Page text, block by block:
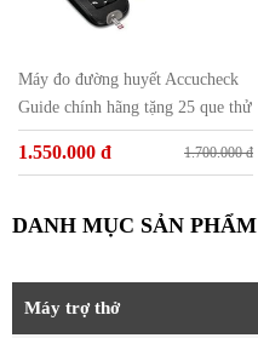
Máy đo đường huyết Accucheck
Guide chính hãng tặng 25 que thử
và 25 kim
1.550.000 đ 1.700.000 đ
DANH MỤC SẢN PHẨM
Máy trợ thở